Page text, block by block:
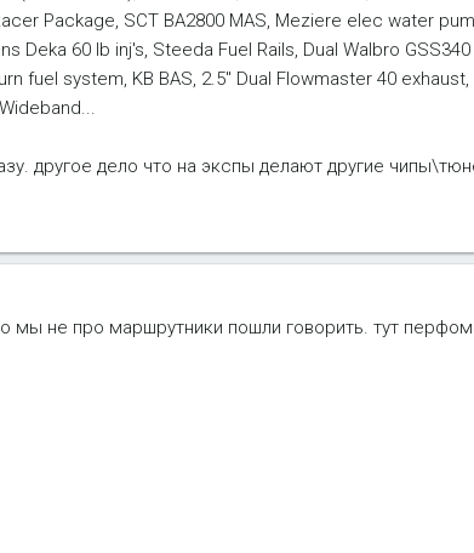
Package, SCT BA2800 MAS, Meziere elec water
Deka 60 lb inj's, Steeda Fuel Rails, Dual Walbro
fuel system, KB BAS, 2.5" Dual Flowmaster 40 exhaust,
другое дело что на экспы делают другие
мы не про маршрутники пошли говорить. тут